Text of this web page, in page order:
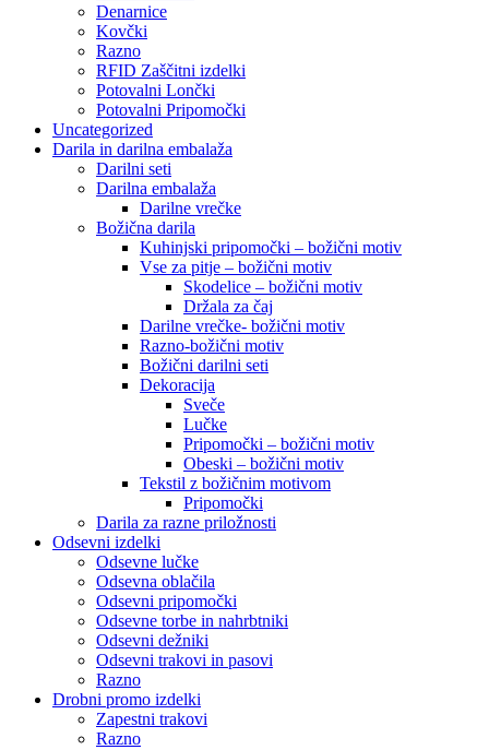
Denarnice
Kovčki
Razno
RFID Zaščitni izdelki
Potovalni Lončki
Potovalni Pripomočki
Uncategorized
Darila in darilna embalaža
Darilni seti
Darilna embalaža
Darilne vrečke
Božična darila
Kuhinjski pripomočki – božični motiv
Vse za pitje – božični motiv
Skodelice – božični motiv
Držala za čaj
Darilne vrečke- božični motiv
Razno-božični motiv
Božični darilni seti
Dekoracija
Sveče
Lučke
Pripomočki – božični motiv
Obeski – božični motiv
Tekstil z božičnim motivom
Pripomočki
Darila za razne priložnosti
Odsevni izdelki
Odsevne lučke
Odsevna oblačila
Odsevni pripomočki
Odsevne torbe in nahrbtniki
Odsevni dežniki
Odsevni trakovi in pasovi
Razno
Drobni promo izdelki
Zapestni trakovi
Razno